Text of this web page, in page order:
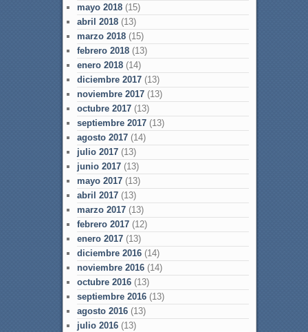
mayo 2018(15)
abril 2018(13)
marzo 2018(15)
febrero 2018(13)
enero 2018(14)
diciembre 2017(13)
noviembre 2017(13)
octubre 2017(13)
septiembre 2017(13)
agosto 2017(14)
julio 2017(13)
junio 2017(13)
mayo 2017(13)
abril 2017(13)
marzo 2017(13)
febrero 2017(12)
enero 2017(13)
diciembre 2016(14)
noviembre 2016(14)
octubre 2016(13)
septiembre 2016(13)
agosto 2016(13)
julio 2016(13)